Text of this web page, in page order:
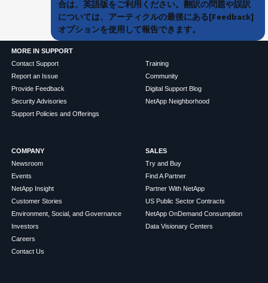
合は、英語版をご利用ください。翻訳の問題や誤訳
については、アーティクルの最後にある[Feedback]
オプションを使用して報告できます。
MORE IN SUPPORT
Contact Support
Report an Issue
Provide Feedback
Security Advisories
Support Policies and Offerings
Training
Community
Digital Support Blog
NetApp Neighborhood
COMPANY
Newsroom
Events
NetApp Insight
Customer Stories
Environment, Social, and Governance
Investors
Careers
Contact Us
SALES
Try and Buy
Find A Partner
Partner With NetApp
US Public Sector Contracts
NetApp OnDemand Consumption
Data Visionary Centers